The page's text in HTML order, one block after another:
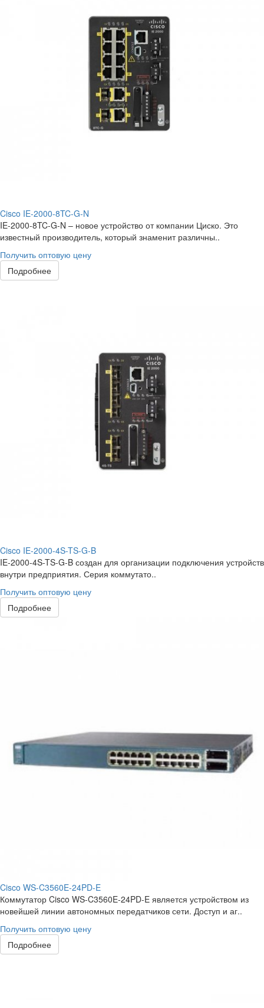
Cisco IE-2000-8TC-G-N
IE-2000-8TC-G-N – новое устройство от компании Циско. Это
известный производитель, который знаменит различны..
Получить оптовую цену
Подробнее
Cisco IE-2000-4S-TS-G-B
IE-2000-4S-TS-G-B создан для организации подключения устройств
внутри предприятия. Серия коммутато..
Получить оптовую цену
Подробнее
Cisco WS-C3560E-24PD-E
Коммутатор Cisco WS-C3560E-24PD-E является устройством из
новейшей линии автономных передатчиков сети. Доступ и аг..
Получить оптовую цену
Подробнее